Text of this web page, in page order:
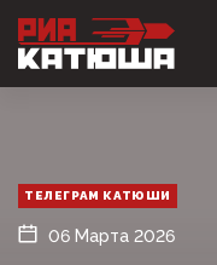
ТЕЛЕГРАМ КАТЮШИ
06 Марта 2026